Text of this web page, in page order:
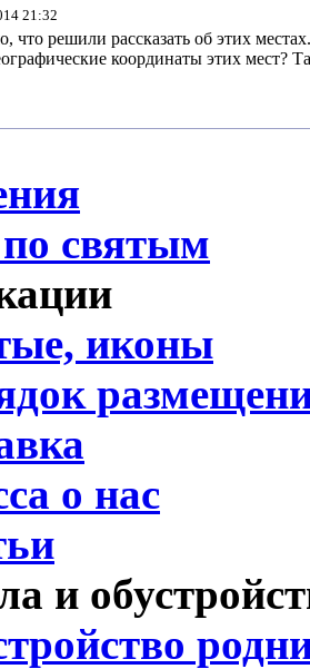
21:32
что решили рассказать об этих
координаты этих мест?
святым
иконы
о нас
и